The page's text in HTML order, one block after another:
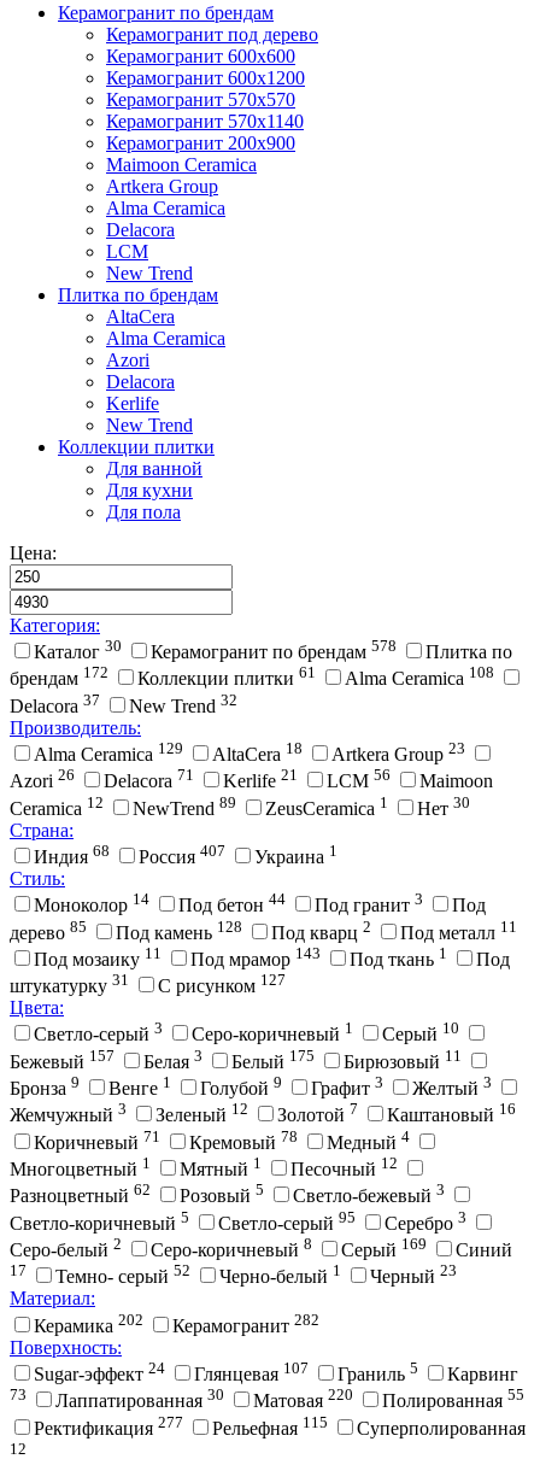
Керамогранит по брендам
Керамогранит под дерево
Керамогранит 600x600
Керамогранит 600x1200
Керамогранит 570x570
Керамогранит 570x1140
Керамогранит 200x900
Maimoon Ceramica
Artkera Group
Alma Ceramica
Delacora
LCM
New Trend
Плитка по брендам
AltaCera
Аlma Ceramica
Azori
Delacora
Kerlife
New Trend
Коллекции плитки
Для ванной
Для кухни
Для пола
Цена:
Категория:
Каталог 30 Керамогранит по брендам 578
Плитка по
брендам 172 Коллекции плитки 61 Alma Ceramica 108
Delacora 37 New Trend 32
Производитель:
Alma Ceramica 129 AltaCera 18 Artkera Group 23
Azori 26 Delacora 71 Kerlife 21 LCM 56
Maimoon
Ceramica 12 NewTrend 89 ZeusCeramica 1 Нет 30
Страна:
Индия 68 Россия 407 Украина 1
Стиль:
Моноколор 14 Под бетон 44 Под гранит 3
Под
дерево 85 Под камень 128 Под кварц 2 Под металл 11
Под мозаику 11 Под мрамор 143 Под ткань 1
Под
штукатурку 31 С рисунком 127
Цвета:
Cветло-серый 3 Cеро-коричневый 1 Cерый 10
Бежевый 157 Белая 3 Белый 175 Бирюзовый 11
Бронза 9 Венге 1 Голубой 9 Графит 3 Желтый 3
Жемчужный 3 Зеленый 12 Золотой 7 Каштановый 16
Коричневый 71 Кремовый 78 Медный 4
Многоцветный 1 Мятный 1 Песочный 12
Разноцветный 62 Розовый 5 Светло-бежевый 3
Светло-коричневый 5 Светло-серый 95 Серебро 3
Серо-белый 2 Серо-коричневый 8 Серый 169 Синий
17 Темно- серый 52 Черно-белый 1 Черный 23
Материал:
Керамика 202 Керамогранит 282
Поверхность:
Sugar-эффект 24 Глянцевая 107 Граниль 5 Карвинг
73 Лаппатированная 30 Матовая 220 Полированная 55
Ректификация 277 Рельефная 115 Суперполированная
12